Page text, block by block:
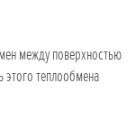
между поверхностью
этого теплообмена